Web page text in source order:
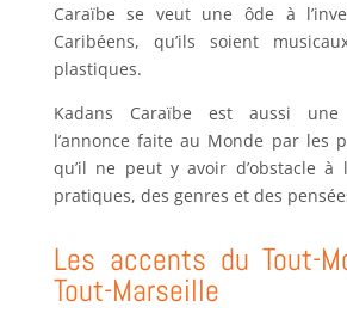
Caraïbe se veut une ôde à
Caribéens, qu’ils soient
plastiques.
Kadans Caraïbe est aussi
l’annonce faite au Monde par les
qu’il ne peut y avoir d’obstacle à
pratiques, des genres et des
Les accents du Tout-
Tout-Marseille